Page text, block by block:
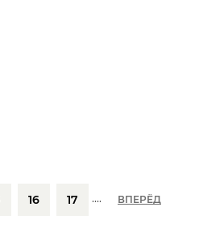
16 17 .... ВПЕРЁД